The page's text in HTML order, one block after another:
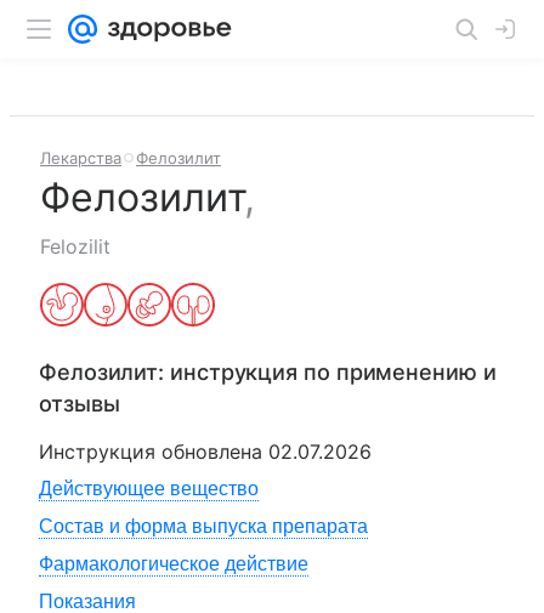
Лекарства Фелозилит
Фелозилит,
Felozilit
Фелозилит: инструкция по применению и
отзывы
Инструкция обновлена 02.07.2026
Действующее вещество
Состав и форма выпуска препарата
Фармакологическое действие
Показания